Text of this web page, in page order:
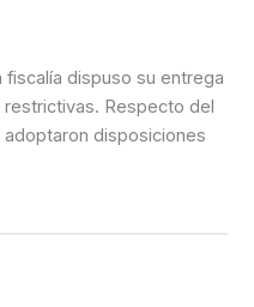
fiscalía dispuso su entrega
Respecto del
disposiciones